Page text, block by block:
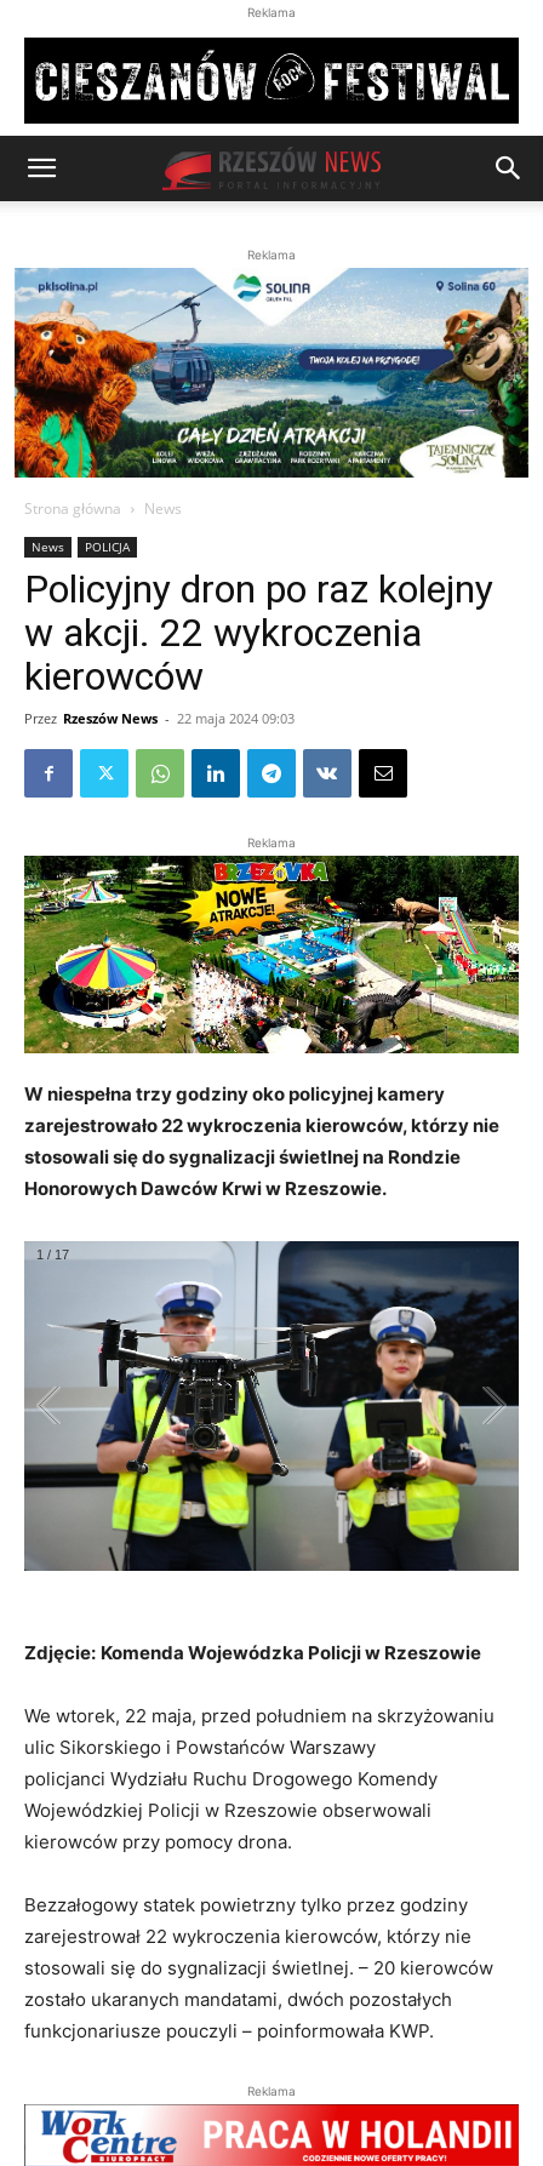
Reklama
Reklama
Strona główna News
News POLICJA
Policyjny dron po raz kolejny
w akcji. 22 wykroczenia
kierowców
Przez Rzeszów News - 22 maja 2024 09:03
Reklama
W niespełna trzy godziny oko policyjnej kamery
zarejestrowało 22 wykroczenia kierowców, którzy nie
stosowali się do sygnalizacji świetlnej na Rondzie
Honorowych Dawców Krwi w Rzeszowie.
1 / 17
Zdjęcie: Komenda Wojewódzka Policji w Rzeszowie
We wtorek, 22 maja, przed południem na skrzyżowaniu
ulic Sikorskiego i Powstańców Warszawy
policjanci Wydziału Ruchu Drogowego Komendy
Wojewódzkiej Policji w Rzeszowie obserwowali
kierowców przy pomocy drona.
Bezzałogowy statek powietrzny tylko przez godziny
zarejestrował 22 wykroczenia kierowców, którzy nie
stosowali się do sygnalizacji świetlnej. – 20 kierowców
zostało ukaranych mandatami, dwóch pozostałych
funkcjonariusze pouczyli – poinformowała KWP.
Reklama